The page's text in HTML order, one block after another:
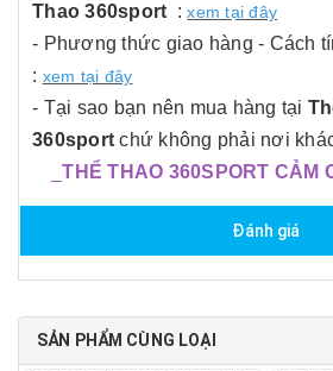
Thao 360sport :xem tại đây
- Phương thức giao hàng - Cách
: xem tại đây
- Tại sao bạn nên mua hàng tại
360sport chứ không phải nơi
_THỂ THAO 360SPORT CẢM
Đánh giá
SẢN PHẨM CÙNG LOẠI